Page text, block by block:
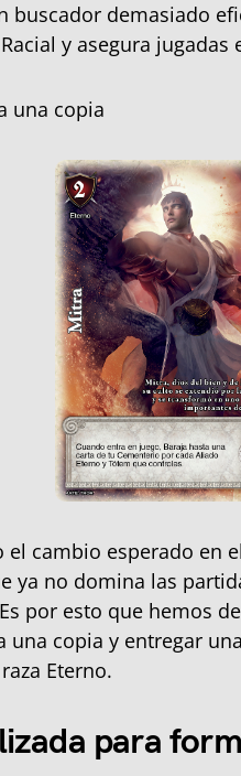
buscador demasiado
y asegura
una copia
el cambio esperado en
ya no domina las
por esto que hemos
una copia y entregar
Eterno.
para